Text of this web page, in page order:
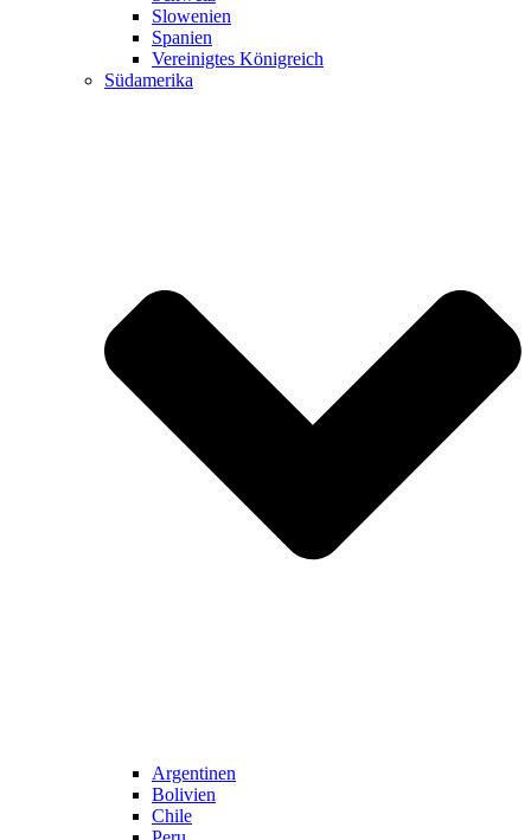
Slowenien
Spanien
Vereinigtes Königreich
Südamerika
Argentinen
Bolivien
Chile